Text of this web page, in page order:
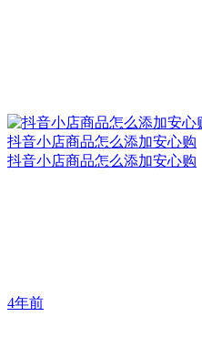
抖音小店商品怎么添加安心购
抖音小店商品怎么添加安心购
4年前